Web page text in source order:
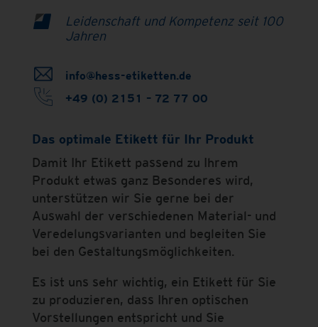
Leidenschaft und Kompetenz seit 100
Jahren
info@hess-etiketten.de
+49 (0) 2151 – 72 77 00
Das optimale Etikett für Ihr Produkt
Damit Ihr Etikett passend zu Ihrem
Produkt etwas ganz Besonderes wird,
unterstützen wir Sie gerne bei der
Auswahl der verschiedenen Material- und
Veredelungsvarianten und begleiten Sie
bei den Gestaltungsmöglichkeiten.
Es ist uns sehr wichtig, ein Etikett für Sie
zu produzieren, dass Ihren optischen
Vorstellungen entspricht und Sie